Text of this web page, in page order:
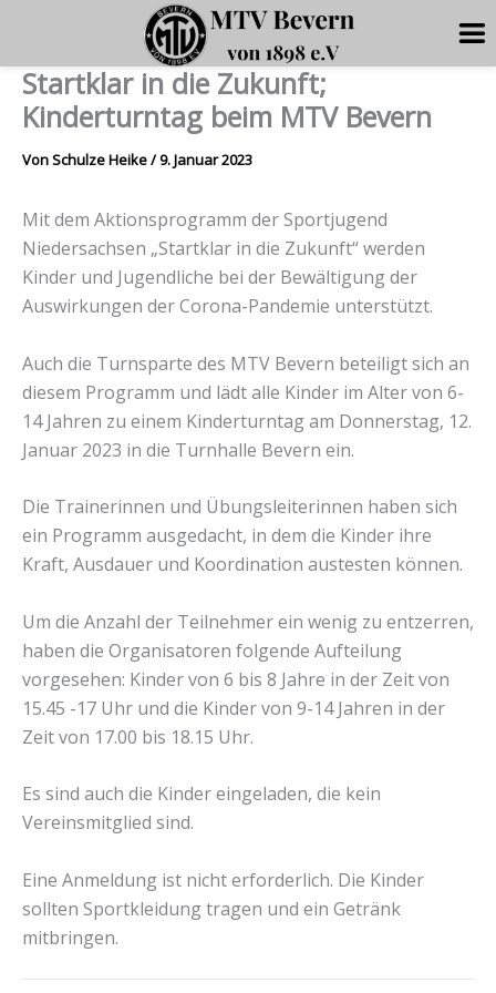
Zum
Inhalt
Startklar in die Zukunft;
Kinderturntag beim MTV Bevern
VonSchulze Heike/9. Januar 2023
Mit dem Aktionsprogramm der Sportjugend
Niedersachsen „Startklar in die Zukunft“ werden
Kinder und Jugendliche bei der Bewältigung der
Auswirkungen der Corona-Pandemie unterstützt.
Auch die Turnsparte des MTV Bevern beteiligt sich an
diesem Programm und lädt alle Kinder im Alter von 6-
14 Jahren zu einem Kinderturntag am Donnerstag, 12.
Januar 2023 in die Turnhalle Bevern ein.
Die Trainerinnen und Übungsleiterinnen haben sich
ein Programm ausgedacht, in dem die Kinder ihre
Kraft, Ausdauer und Koordination austesten können.
Um die Anzahl der Teilnehmer ein wenig zu entzerren,
haben die Organisatoren folgende Aufteilung
vorgesehen: Kinder von 6 bis 8 Jahre in der Zeit von
15.45 -17 Uhr und die Kinder von 9-14 Jahren in der
Zeit von 17.00 bis 18.15 Uhr.
Es sind auch die Kinder eingeladen, die kein
Vereinsmitglied sind.
Eine Anmeldung ist nicht erforderlich. Die Kinder
sollten Sportkleidung tragen und ein Getränk
mitbringen.